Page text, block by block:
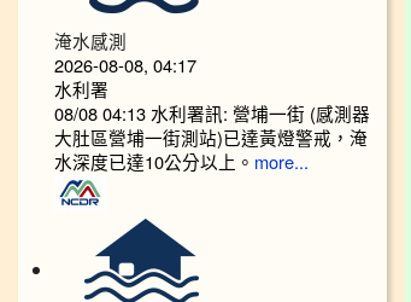
淹水感測
2026-08-08, 04:17
水利署
08/08 04:13 水利署訊: 營埔一街 (感測器
大肚區營埔一街測站)已達黃燈警戒，淹
水深度已達10公分以上。​​​ more...